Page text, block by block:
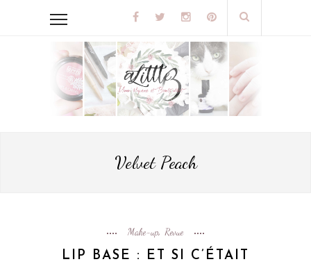
Velvet Peach
Make-up, Revue
LIP BASE : ET SI C’ÉTAIT